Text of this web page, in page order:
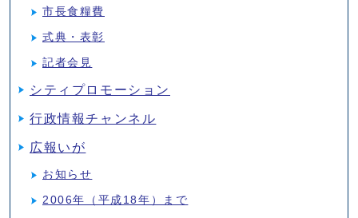
市長食糧費
式典・表彰
記者会見
シティプロモーション
行政情報チャンネル
広報いが
お知らせ
2006年（平成18年）まで